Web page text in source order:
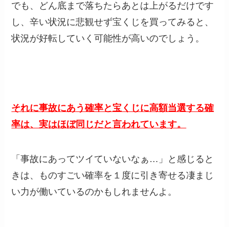
でも、どん底まで落ちたらあとは上がるだけです
し、辛い状況に悲観せず宝くじを買ってみると、
状況が好転していく可能性が高いのでしょう。
それに事故にあう確率と宝くじに高額当選する確
率は、実はほぼ同じだと言われています。
「事故にあってツイていないなぁ…」と感じると
きは、ものすごい確率を１度に引き寄せる凄まじ
い力が働いているのかもしれませんよ。